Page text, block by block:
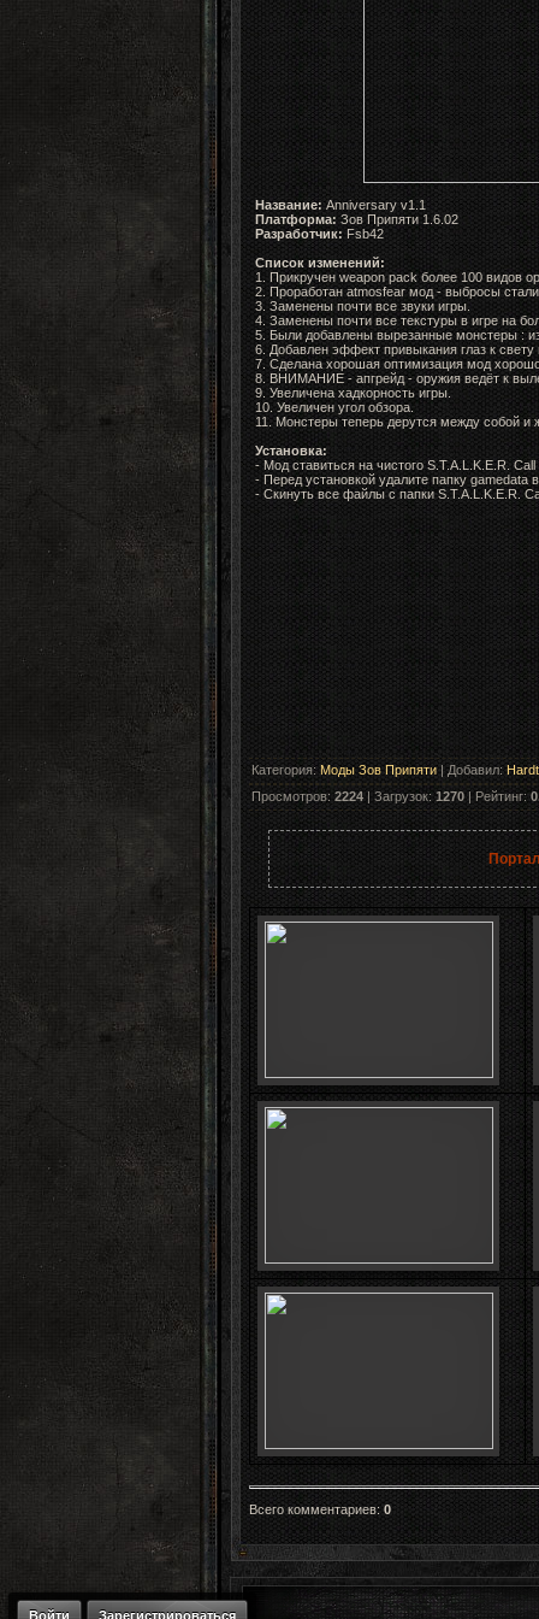
Название:Anniversary v1.1
Платформа: Зов Припяти1.6.02
Разработчик: Fsb42
Список изменений:
1. Прикручен weapon pack более 100 видов
2. Проработан atmosfear мод - выбросы
3. Заменены почти все звуки игры.
4. Заменены почти все текстуры в игре на
5. Были добавлены вырезанные монстеры :
6. Добавлен эффект привыкания глаз к свету
7. Сделана хорошая оптимизация мод
8. ВНИМАНИЕ - апгрейд - оружия ведёт к
9. Увеличена хадкорность игры.
10. Увеличен угол обзора.
11. Монстеры теперь дерутся между собой и
Установка:
- Мод ставиться на чистого S.T.A.L.K.E.R.
- Перед установкой удалите папку gamedata
- Скинуть все файлы с папки S.T.A.L.K.E.R.
Категория: Моды Зов Припяти|Добавил:
Просмотров: 2224 | Загрузок:1270 | Рейтинг:
Всего комментариев: 0
Войти Зарегистрироваться